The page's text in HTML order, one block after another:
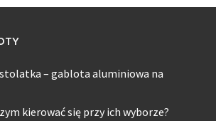
– gablota aluminiowa na
kierować się przy ich wyborze?